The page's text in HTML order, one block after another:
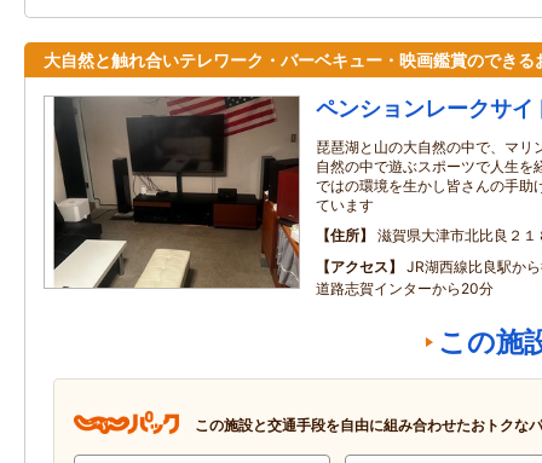
大自然と触れ合いテレワーク・バーベキュー・映画鑑賞のできる
ペンションレークサイ
琵琶湖と山の大自然の中で、マリ
自然の中で遊ぶスポーツで人生を
ではの環境を生かし皆さんの手助
ています
住所
滋賀県大津市北比良２１
アクセス
JR湖西線比良駅
道路志賀インターから20分
この施
この施設と交通手段を自由に組み合わせたおトクな